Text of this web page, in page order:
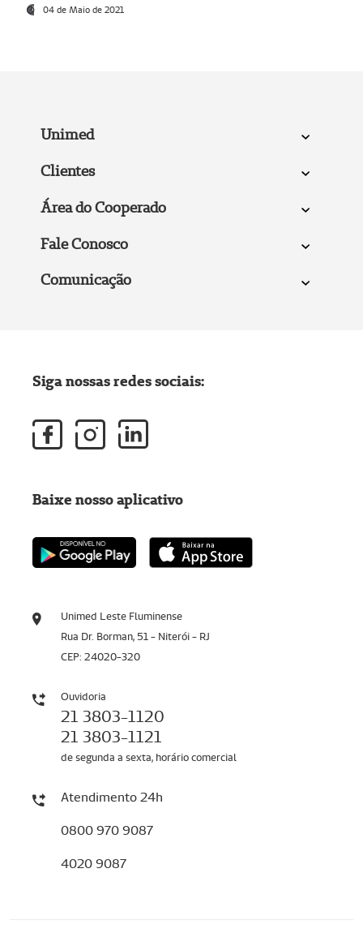
04 de Maio de 2021
Unimed
Clientes
Área do Cooperado
Fale Conosco
Comunicação
Unimed Leste Fluminense
Rua Dr. Borman, 51 - Niterói - RJ
CEP: 24020-320
Ouvidoria
21 3803-1120
21 3803-1121
de segunda a sexta, horário comercial
Atendimento 24h
0800 970 9087
4020 9087
Siga nossas redes sociais:
Baixe nosso aplicativo